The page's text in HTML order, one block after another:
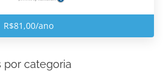
R$81,00/ano
por categoria